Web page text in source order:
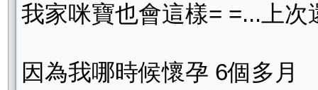
我家咪寶也會這樣= =...上
因為我哪時候懷孕 6個多